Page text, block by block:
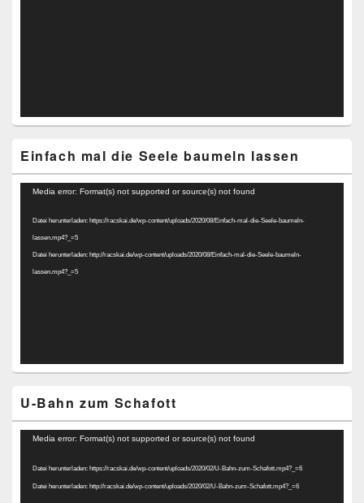
Einfach mal die Seele baumeln lassen
Video-
Media error: Format(s) not supported or source(s) not found
Datei herunterladen: https://racskai.de/wp-content/uploads/2020/08/Einfach-mal-die-Seele-baumeln-
lassen.mp4?_=5
Datei herunterladen: http://racskai.de/wp-content/uploads/2020/08/Einfach-mal-die-Seele-baumeln-
lassen.mp4?_=5
U-Bahn zum Schafott
Video-
Media error: Format(s) not supported or source(s) not found
Datei herunterladen: https://racskai.de/wp-content/uploads/2020/02/U-Bahn-zum-Schafott.mp4?_=6
Datei herunterladen: http://racskai.de/wp-content/uploads/2020/02/U-Bahn-zum-Schafott.mp4?_=6